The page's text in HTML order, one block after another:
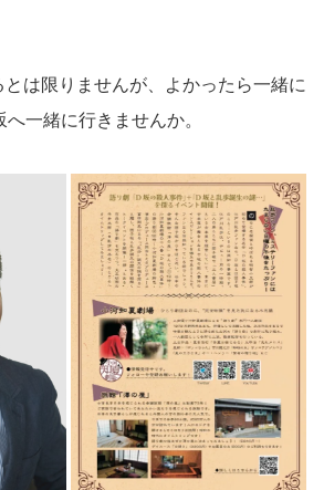
とは限りませんが、よかったら一緒に
一緒に行きませんか。